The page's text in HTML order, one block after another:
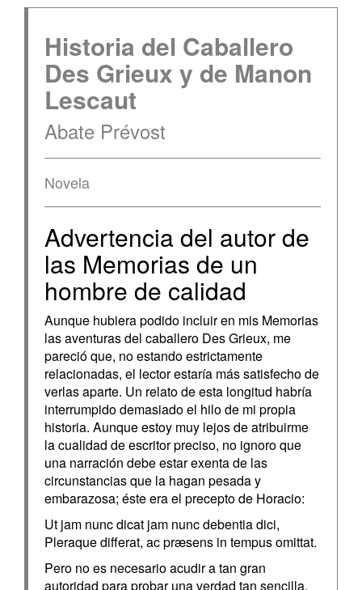
Historia del Caballero
Des Grieux y de Manon
Lescaut
Abate Prévost
Novela
Advertencia del autor de
las Memorias de un
hombre de calidad
Aunque hubiera podido incluir en mis Memorias
las aventuras del caballero Des Grieux, me
pareció que, no estando estrictamente
relacionadas, el lector estaría más satisfecho de
verlas aparte. Un relato de esta longitud habría
interrumpido demasiado el hilo de mi propia
historia. Aunque estoy muy lejos de atribuirme
la cualidad de escritor preciso, no ignoro que
una narración debe estar exenta de las
circunstancias que la hagan pesada y
embarazosa; éste era el precepto de Horacio:
Ut jam nunc dicat jam nunc debentia dici,
Pleraque differat, ac præsens in tempus omittat.
Pero no es necesario acudir a tan gran
autoridad para probar una verdad tan sencilla,